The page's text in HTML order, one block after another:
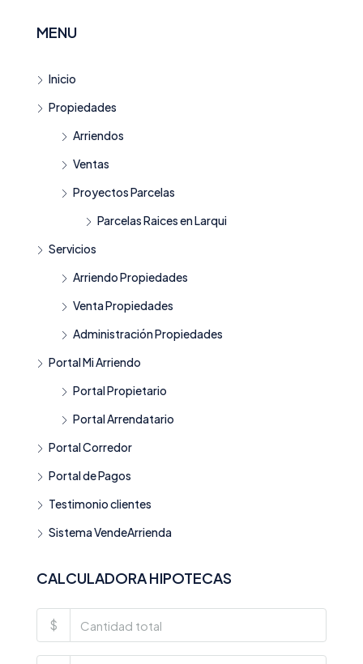
MENU
Inicio
Propiedades
Arriendos
Ventas
Proyectos Parcelas
Parcelas Raices en Larqui
Servicios
Arriendo Propiedades
Venta Propiedades
Administración Propiedades
Portal Mi Arriendo
Portal Propietario
Portal Arrendatario
Portal Corredor
Portal de Pagos
Testimonio clientes
Sistema VendeArrienda
CALCULADORA HIPOTECAS
$